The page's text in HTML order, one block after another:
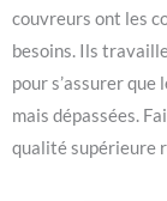
couvreurs ont les
besoins. Ils
pour s’assurer
mais dépassées.
qualité supérieure